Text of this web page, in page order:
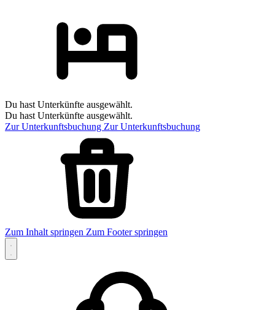
Du hast Unterkünfte ausgewählt.
Du hast Unterkünfte ausgewählt.
Zur Unterkunftsbuchung Zur Unterkunftsbuchung
Zum Inhalt springen Zum Footer springen